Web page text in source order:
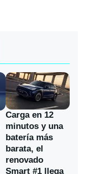
Carga en 12
minutos y una
batería más
barata, el
renovado
Smart #1 llega